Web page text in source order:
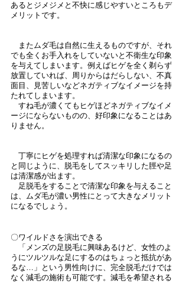
あるとジメジメと不快に感じやすいところもデ
メリットです。
またムダ毛は自然に生えるものですが、それ
でも全くお手入れをしていないと不衛生な印象
を与えてしまいます。例えばヒゲを全く剃らず
放置していれば、周りからはだらしない、不真
面目、見苦しいなどネガティブなイメージを持
たれてしまいます。
すね毛が濃くてもヒゲほどネガティブなイメ
ージにならないものの、好印象になることはあ
りません。
丁寧にヒゲを処理すれば清潔な印象になるの
と同じように、脱毛をしてスッキリした脛や足
は清潔感が出ます。
足脱毛をすることで清潔な印象を与えること
は、ムダ毛が濃い男性にとって大きなメリット
になるでしょう。
〇ワイルドさを演出できる
「メンズの足脱毛に興味あるけど、女性のよ
うにツルツルな足にするのはちょっと抵抗があ
るな…」という男性向けに、完全脱毛だけでは
なく減毛の施術も可能です。減毛を希望される